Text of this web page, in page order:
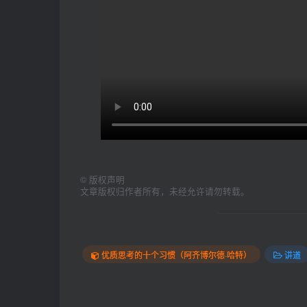
© 版权声明
文章版权归作者所有，未经允许请勿转载。
优质思考的十个习惯（阿齐博尔德·哈特） 讲道